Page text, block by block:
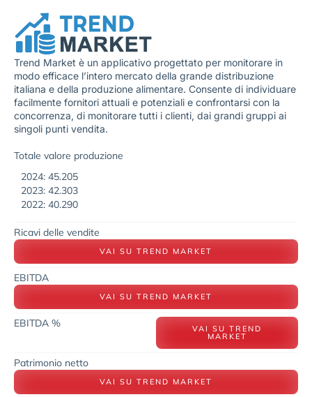
Trend Market è un applicativo progettato per monitorare in
modo efficace l’intero mercato della grande distribuzione
italiana e della produzione alimentare. Consente di individuare
facilmente fornitori attuali e potenziali e confrontarsi con la
concorrenza, di monitorare tutti i clienti, dai grandi gruppi ai
singoli punti vendita.
Totale valore produzione
2024: 45.205
2023: 42.303
2022: 40.290
Ricavi delle vendite
VAI SU TREND MARKET
EBITDA
VAI SU TREND MARKET
EBITDA % VAI SU TREND
MARKET
Patrimonio netto
VAI SU TREND MARKET